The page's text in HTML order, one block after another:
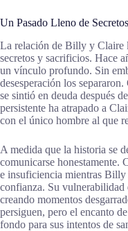
Un Pasado Lleno de Secretos
La relación de Billy y Claire
secretos y sacrificios. Hace
un vínculo profundo. Sin
desesperación los
se sintió en deuda después
persistente ha atrapado a
con el único hombre al que
A medida que la historia se
comunicarse honestamente.
e insuficiencia mientras Billy
confianza. Su vulnerabilidad
creando momentos
persiguen, pero el encanto
fondo para sus intentos de